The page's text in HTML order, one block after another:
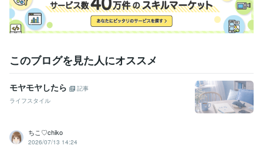
このブログを見た人にオススメ
モヤモヤしたら
記事
ライフスタイル
ちこ♡chiko
2026/07/13 14:24